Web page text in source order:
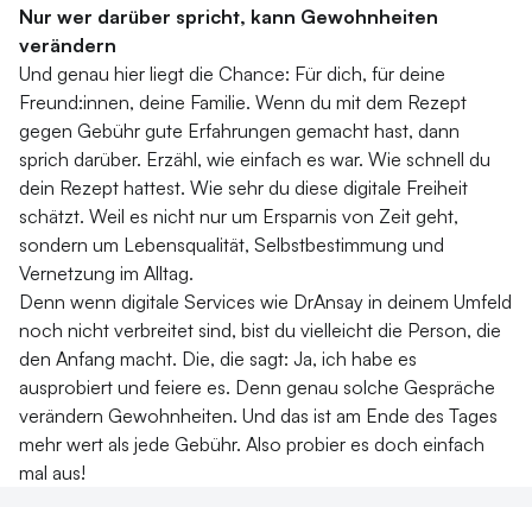
Nur wer darüber spricht, kann Gewohnheiten
verändern
Und genau hier liegt die Chance: Für dich, für deine
Freund:innen, deine Familie. Wenn du mit dem Rezept
gegen Gebühr gute Erfahrungen gemacht hast, dann
sprich darüber. Erzähl, wie einfach es war. Wie schnell du
dein Rezept hattest. Wie sehr du diese digitale Freiheit
schätzt. Weil es nicht nur um Ersparnis von Zeit geht,
sondern um Lebensqualität, Selbstbestimmung und
Vernetzung im Alltag.
Denn wenn digitale Services wie DrAnsay in deinem Umfeld
noch nicht verbreitet sind, bist du vielleicht die Person, die
den Anfang macht. Die, die sagt: Ja, ich habe es
ausprobiert und feiere es. Denn genau solche Gespräche
verändern Gewohnheiten. Und das ist am Ende des Tages
mehr wert als jede Gebühr. Also probier es doch einfach
mal aus!